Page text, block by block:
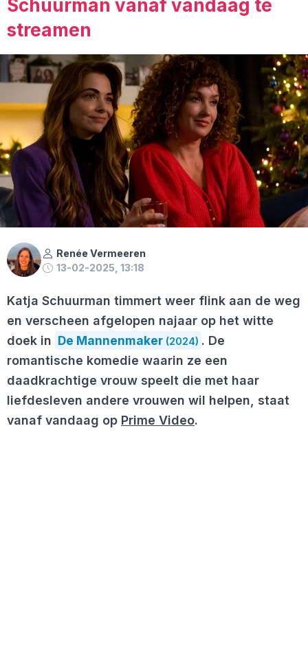
Schuurman vanaf vandaag te
streamen
Renée Vermeeren
13-02-2025, 13:18
Katja Schuurman timmert weer flink aan de weg
en verscheen afgelopen najaar op het witte
doek in De Mannenmaker (2024) . De
romantische komedie waarin ze een
daadkrachtige vrouw speelt die met haar
liefdesleven andere vrouwen wil helpen, staat
vanaf vandaag op Prime Video.